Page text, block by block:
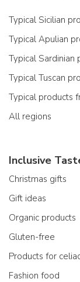
Typical Sicilian
Typical Apulian
Typical Sardinian
Typical Tuscan
Typical products
All regions
Inclusive
Christmas gifts
Gift ideas
Organic products
Gluten-free
Products for
Fashion food